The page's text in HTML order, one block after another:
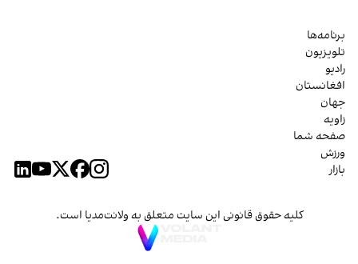
برنامه‌ها
تلویزیون
رادیو
افغانستان
جهان
زاویه
صفحه شما
ورزش
بازار
کلیه حقوق قانونی این سایت متعلق به ولانت‌مدیا است.